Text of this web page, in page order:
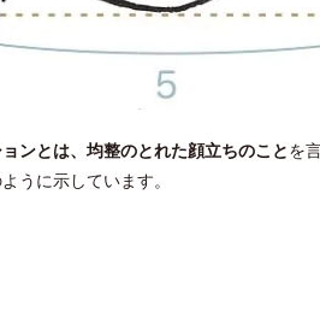
ンとは、均整のとれた顔立ちのことを
うに示しています。